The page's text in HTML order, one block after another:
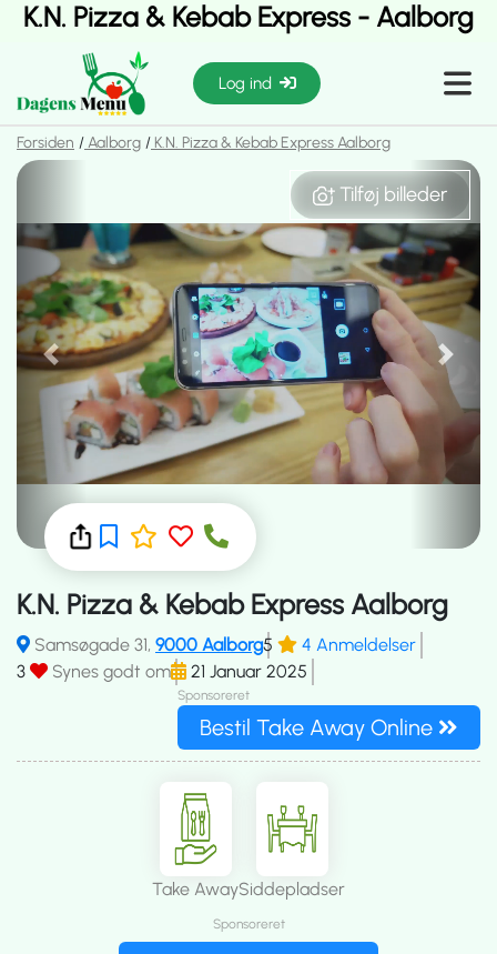
K.N. Pizza & Kebab Express - Aalborg
Log ind
Forsiden Aalborg K.N. Pizza & Kebab Express Aalborg
Tilføj billeder
Next
Tilføj billeder
Previous Next
K.N. Pizza & Kebab Express Aalborg
Samsøgade 31, 9000 Aalborg5
4 Anmeldelser
3
Synes godt om 21 Januar 2025
Sponsoreret
Bestil Take Away Online
Take AwaySiddepladser
Sponsoreret